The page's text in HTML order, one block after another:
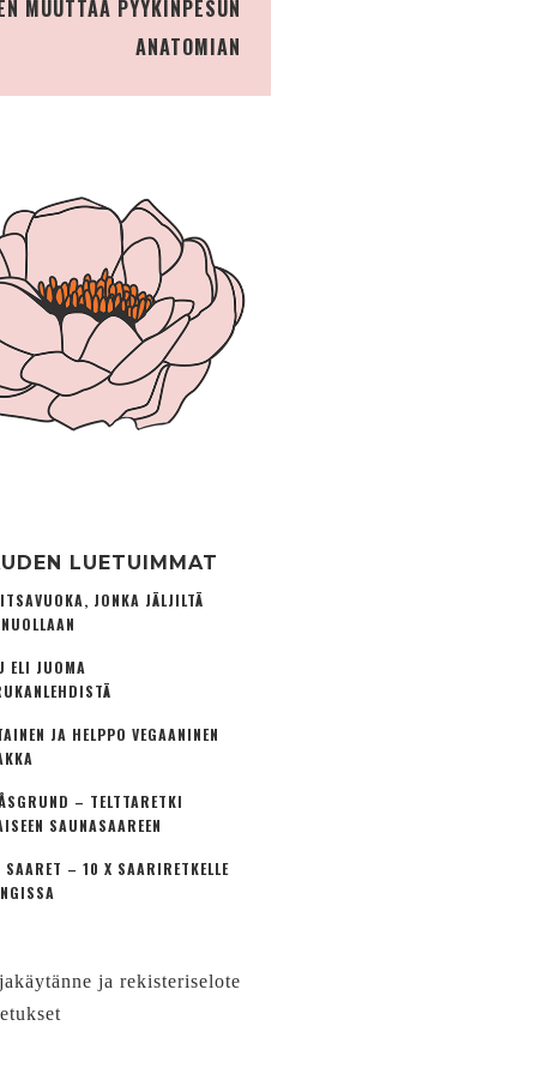
MUUTTAA PYYKINPESUN
ANATOMIAN
LUETUIMMAT
JONKA JÄLJILTÄ
ELI JUOMA
JA HELPPO VEGAANINEN
– TELTTARETKI
SAUNASAAREEN
SAARET – 10 X SAARIRETKELLE
ja rekisteriselote